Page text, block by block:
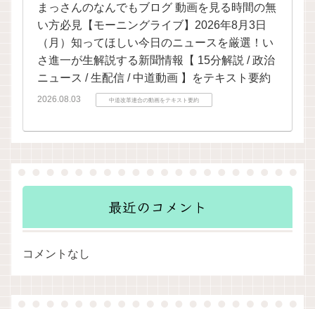
まっさんのなんでもブログ 動画を見る時間の無
い方必見【モーニングライブ】2026年8月3日
（月）知ってほしい今日のニュースを厳選！い
さ進一が生解説する新聞情報【 15分解説 / 政治
ニュース / 生配信 / 中道動画 】をテキスト要約
2026.08.03 中道改革連合の動画をテキスト要約
最近のコメント
コメントなし